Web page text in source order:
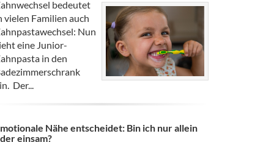
bedeutet
vielen Familien auch
Nun
eine Junior-
in den
Der...
Nähe entscheidet: Bin ich nur allein
einsam?